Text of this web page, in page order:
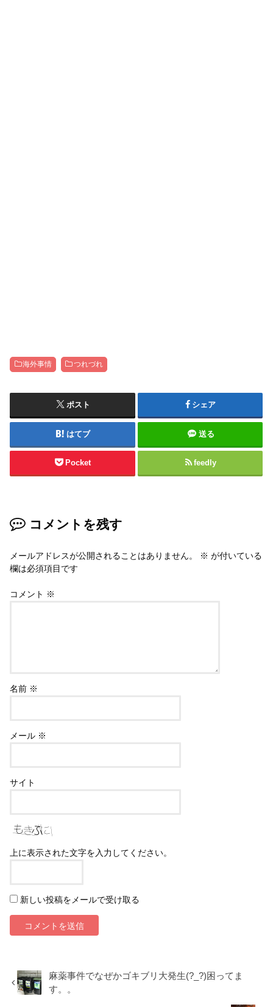
海外事情 つれづれ
ポスト シェア
はてブ 送る
Pocket feedly
コメントを残す
メールアドレスが公開されることはありません。 ※ が付いている
欄は必須項目です
コメント ※
名前 ※
メール ※
サイト
上に表示された文字を入力してください。
新しい投稿をメールで受け取る
麻薬事件でなぜかゴキブリ大発生(?_?)困ってま
す。。